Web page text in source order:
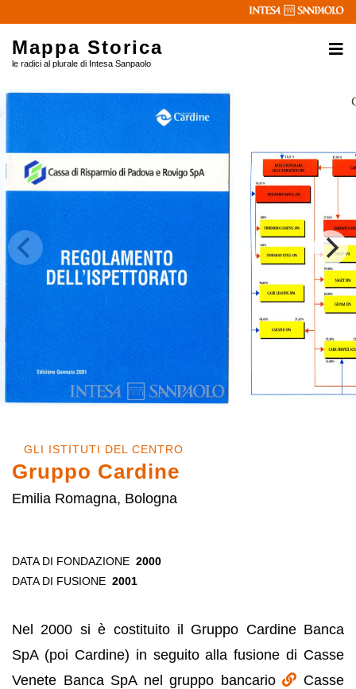
Mappa Storica
le radici al plurale di Intesa Sanpaolo
GLI ISTITUTI DEL CENTRO
Gruppo Cardine
Emilia Romagna, Bologna
DATA DI FONDAZIONE 2000
DATA DI FUSIONE 2001
Nel 2000 si è costituito il Gruppo Cardine Banca
SpA (poi Cardine) in seguito alla fusione di Casse
Venete Banca SpA nel gruppo bancario
Casse